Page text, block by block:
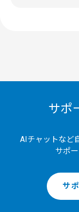
サポ
AIチャットなど
サポ
サ